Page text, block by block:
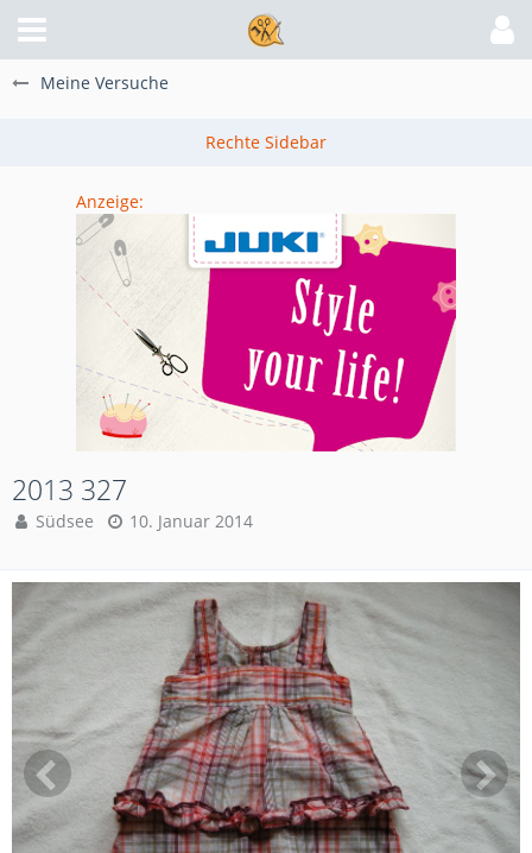
Meine Versuche
Anzeige:
2013 327
Südsee 10. Januar 2014